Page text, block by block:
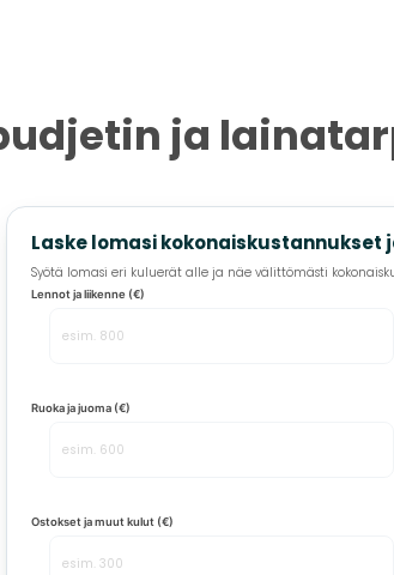
ja
Laske lomasi kokonaiskustannukset
Syötä lomasi eri kuluerät alle ja näe välittömästi
Lennot ja liikenne (€)
Ruoka ja juoma (€)
Ostokset ja muut kulut (€)